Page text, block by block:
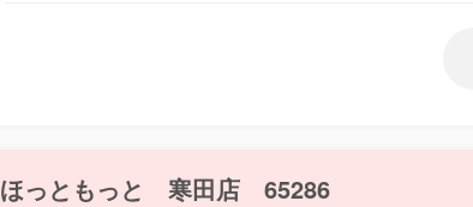
ほっともっと 寒田店 65286